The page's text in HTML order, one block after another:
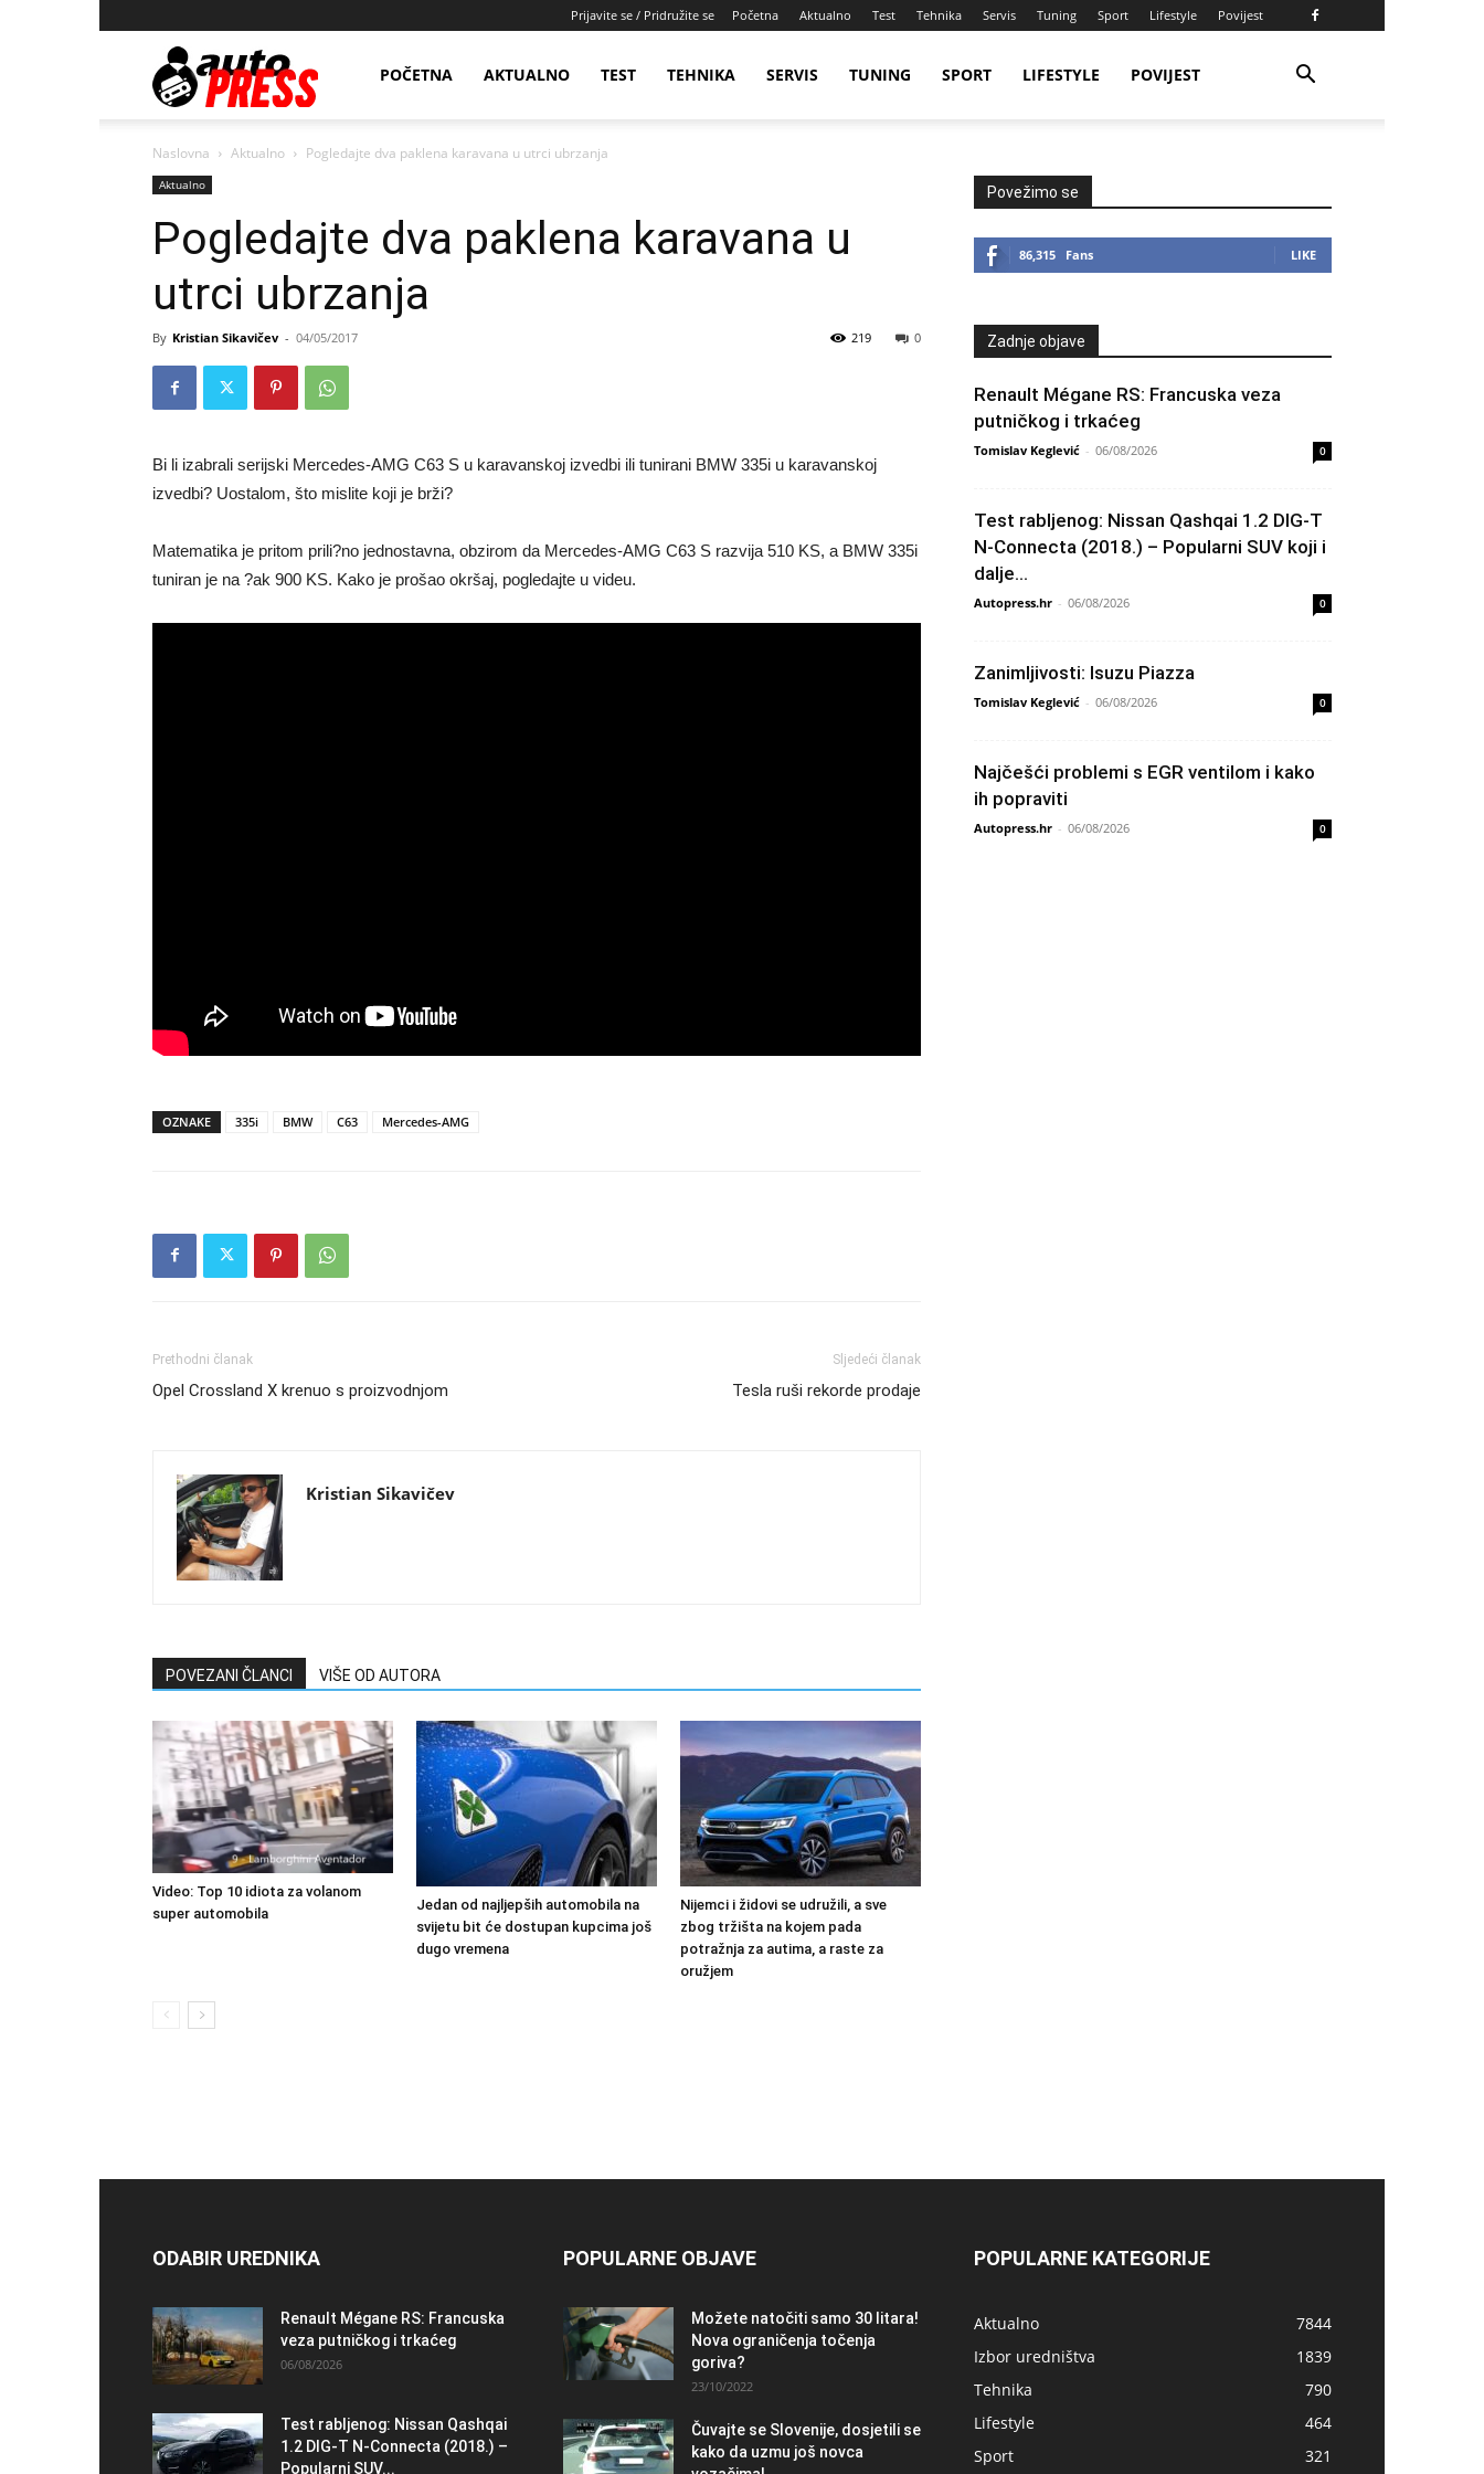
Prijavite se / Pridružite se Početna Aktualno Test Tehnika Servis Tuning Sport Lifestyle Povijest
AutopressHRPOČETNA AKTUALNO TEST TEHNIKA SERVIS TUNING SPORT LIFESTYLE POVIJEST
Naslovna Aktualno Pogledajte dva paklena karavana u utrci ubrzanja
Aktualno
Pogledajte dva paklena karavana u
utrci ubrzanja
By Kristian Sikavičev - 04/05/2017 0
219
Bi li izabrali serijski Mercedes-AMG C63 S u karavanskoj izvedbi ili tunirani BMW 335i u karavanskoj
izvedbi? Uostalom, što mislite koji je brži?
Matematika je pritom prili?no jednostavna, obzirom da Mercedes-AMG C63 S razvija 510 KS, a BMW 335i
tuniran je na ?ak 900 KS. Kako je prošao okršaj, pogledajte u videu.
OZNAKE 335i BMW C63 Mercedes-AMG
Prethodni članak
Opel Crossland X krenuo s proizvodnjom
Sljedeći članak
Tesla ruši rekorde prodaje
Kristian Sikavičev
POVEZANI ČLANCI VIŠE OD AUTORA
Video: Top 10 idiota za volanom
super automobila
Jedan od najljepših automobila na
svijetu bit će dostupan kupcima još
dugo vremena
Nijemci i židovi se udružili, a sve
zbog tržišta na kojem pada
potražnja za autima, a raste za
oružjem
Povežimo se
86,315 Fans LIKE
Zadnje objave
Renault Mégane RS: Francuska veza
putničkog i trkaćeg
Tomislav Keglević - 06/08/2026 0
Test rabljenog: Nissan Qashqai 1.2 DIG-T
N-Connecta (2018.) – Popularni SUV koji i
dalje...
Autopress.hr - 06/08/2026 0
Zanimljivosti: Isuzu Piazza
Tomislav Keglević - 06/08/2026 0
Najčešći problemi s EGR ventilom i kako
ih popraviti
Autopress.hr - 06/08/2026 0
ODABIR UREDNIKA
Renault Mégane RS: Francuska
veza putničkog i trkaćeg
06/08/2026
Test rabljenog: Nissan Qashqai
1.2 DIG-T N-Connecta (2018.) –
Popularni SUV...
POPULARNE OBJAVE
Možete natočiti samo 30 litara!
Nova ograničenja točenja
goriva?
23/10/2022
Čuvajte se Slovenije, dosjetili se
kako da uzmu još novca
POPULARNE KATEGORIJE
Aktualno
7844
Izbor uredništva
1839
Tehnika
790
Lifestyle
464
Sport
321